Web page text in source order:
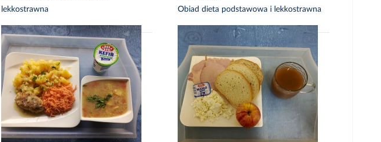
lekkostrawna
Obiad dieta podstawowa i lekkostrawna